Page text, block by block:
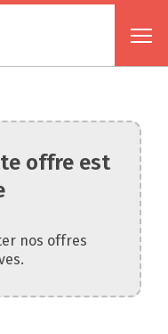
offre est
nos offres